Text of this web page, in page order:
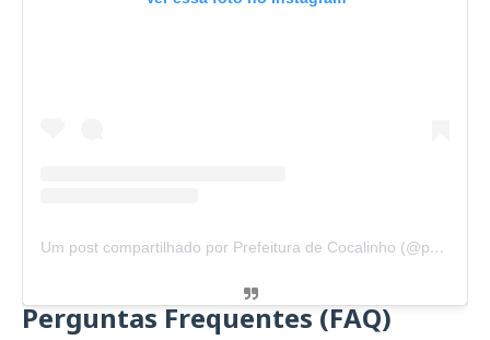
Um post compartilhado por Prefeitura de Cocalinho (@prefeituradecocalinho)
Perguntas Frequentes (FAQ)